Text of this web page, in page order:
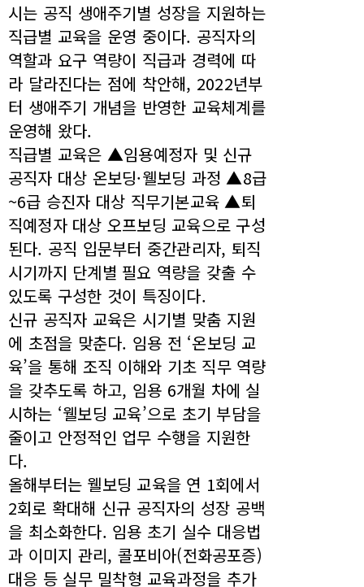
시는 공직 생애주기별 성장을 지원하는
직급별 교육을 운영 중이다. 공직자의
역할과 요구 역량이 직급과 경력에 따
라 달라진다는 점에 착안해, 2022년부
터 생애주기 개념을 반영한 교육체계를
운영해 왔다.
직급별 교육은 ▲임용예정자 및 신규
공직자 대상 온보딩·웰보딩 과정 ▲8급
~6급 승진자 대상 직무기본교육 ▲퇴
직예정자 대상 오프보딩 교육으로 구성
된다. 공직 입문부터 중간관리자, 퇴직
시기까지 단계별 필요 역량을 갖출 수
있도록 구성한 것이 특징이다.
신규 공직자 교육은 시기별 맞춤 지원
에 초점을 맞춘다. 임용 전 ‘온보딩 교
육’을 통해 조직 이해와 기초 직무 역량
을 갖추도록 하고, 임용 6개월 차에 실
시하는 ‘웰보딩 교육’으로 초기 부담을
줄이고 안정적인 업무 수행을 지원한
다.
올해부터는 웰보딩 교육을 연 1회에서
2회로 확대해 신규 공직자의 성장 공백
을 최소화한다. 임용 초기 실수 대응법
과 이미지 관리, 콜포비아(전화공포증)
대응 등 실무 밀착형 교육과정을 추가